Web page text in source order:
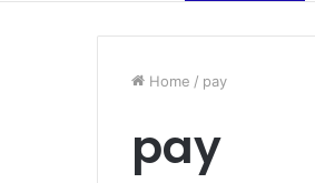
Home / pay
pay